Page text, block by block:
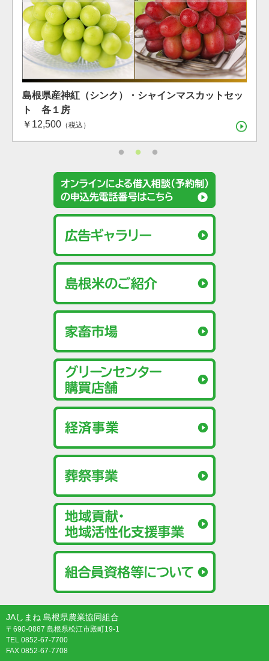
島根県産 シャインマスカット １房（600g）（7月下
旬〜8月上旬）
（税込）
島根県産神紅（シンク）・シャインマスカットセッ
ト 各１房
（税込）
島根県産 アールスメロン2玉箱
￥4,400（税込）
JAしまね 島根県農業協同組合
〒690-0887 島根県松江市殿町19-1
TEL 0852-67-7700
FAX 0852-67-7708